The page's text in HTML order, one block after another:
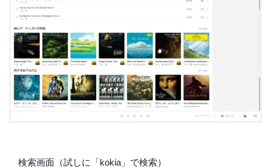
検索画面（試しに「kokia」で検索）